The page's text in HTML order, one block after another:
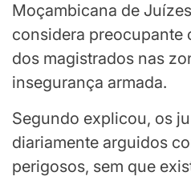
Moçambicana de
considera preocupante
dos magistrados nas
insegurança armada.
Segundo explicou, os
diariamente arguidos
perigosos, sem que